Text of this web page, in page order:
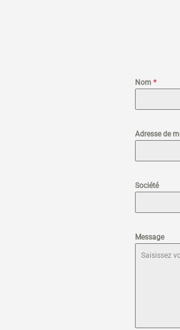
Nom *
Adresse de
Société
Message